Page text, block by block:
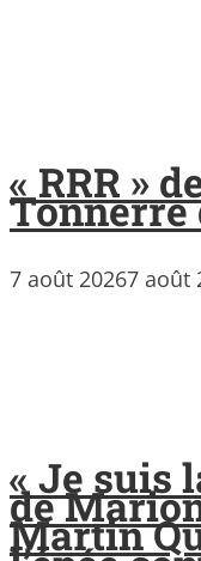
« RRR »
Tonnerre
7 août 20267 août
« Je suis
de
Martin